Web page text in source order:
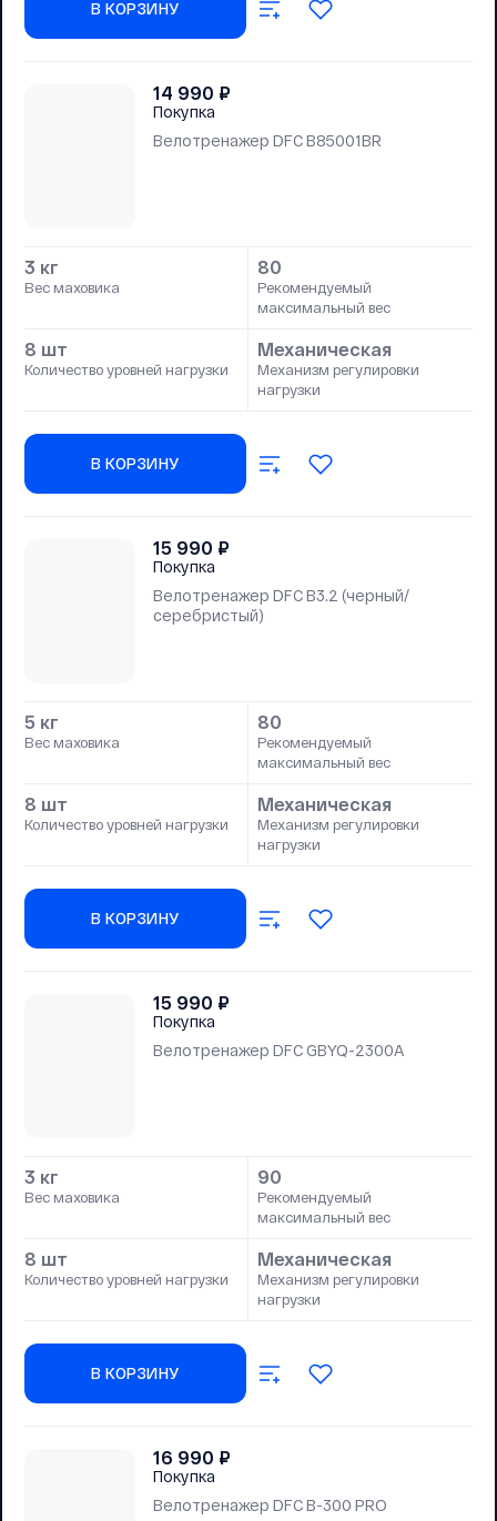
В КОРЗИНУ
14 990 ₽
Покупка
Велотренажер DFC B85001BR
3 кг
Вес маховика
80
Рекомендуемый
максимальный вес
8 шт
Количество уровней нагрузки
Механическая
Механизм регулировки
нагрузки
В КОРЗИНУ
15 990 ₽
Покупка
Велотренажер DFC B3.2 (черный/
серебристый)
5 кг
Вес маховика
80
Рекомендуемый
максимальный вес
8 шт
Количество уровней нагрузки
Механическая
Механизм регулировки
нагрузки
В КОРЗИНУ
15 990 ₽
Покупка
Велотренажер DFC GBYQ-2300A
3 кг
Вес маховика
90
Рекомендуемый
максимальный вес
8 шт
Количество уровней нагрузки
Механическая
Механизм регулировки
нагрузки
В КОРЗИНУ
16 990 ₽
Покупка
Велотренажер DFC B-300 PRO